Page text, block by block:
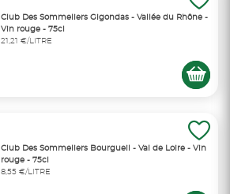
Club Des Sommeliers Gigondas - Vallée du Rhône -
Vin rouge - 75cl
21,21 €/LITRE
Club Des Sommeliers Bourgueil - Val de Loire - Vin
rouge - 75cl
8,55 €/LITRE